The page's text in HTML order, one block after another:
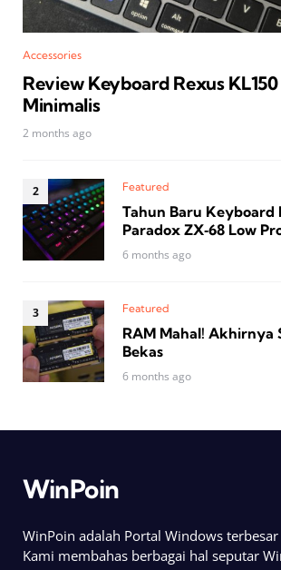
Accessories
Review Keyboard Rexus
Minimalis
2 months ago
Featured
Tahun Baru Keyboard
Paradox ZX‑68 Low
6 months ago
Featured
RAM Mahal! Akhirnya
Bekas
6 months ago
WinPoin
WinPoin adalah Portal Windows
Kami membahas berbagai hal seputar